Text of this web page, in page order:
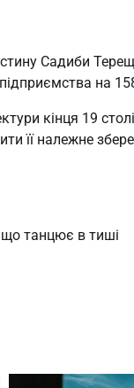
Садиби
на
кінця 19
її належне
що танцює в тиші